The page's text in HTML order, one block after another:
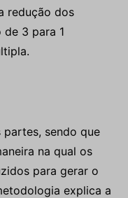
redução dos
de 3 para 1
sendo que
na qual os
para gerar o
explica a